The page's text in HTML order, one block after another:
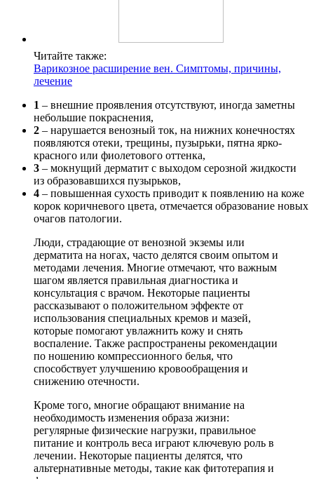
Читайте также:
Варикозное расширение вен. Симптомы, причины,
лечение
1 – внешние проявления отсутствуют, иногда заметны
небольшие покраснения,
2 – нарушается венозный ток, на нижних конечностях
появляются отеки, трещины, пузырьки, пятна ярко-
красного или фиолетового оттенка,
3 – мокнущий дерматит с выходом серозной жидкости
из образовавшихся пузырьков,
4 – повышенная сухость приводит к появлению на коже
корок коричневого цвета, отмечается образование новых
очагов патологии.
Люди, страдающие от венозной экземы или
дерматита на ногах, часто делятся своим опытом и
методами лечения. Многие отмечают, что важным
шагом является правильная диагностика и
консультация с врачом. Некоторые пациенты
рассказывают о положительном эффекте от
использования специальных кремов и мазей,
которые помогают увлажнить кожу и снять
воспаление. Также распространены рекомендации
по ношению компрессионного белья, что
способствует улучшению кровообращения и
снижению отечности.
Кроме того, многие обращают внимание на
необходимость изменения образа жизни:
регулярные физические нагрузки, правильное
питание и контроль веса играют ключевую роль в
лечении. Некоторые пациенты делятся, что
альтернативные методы, такие как фитотерапия и